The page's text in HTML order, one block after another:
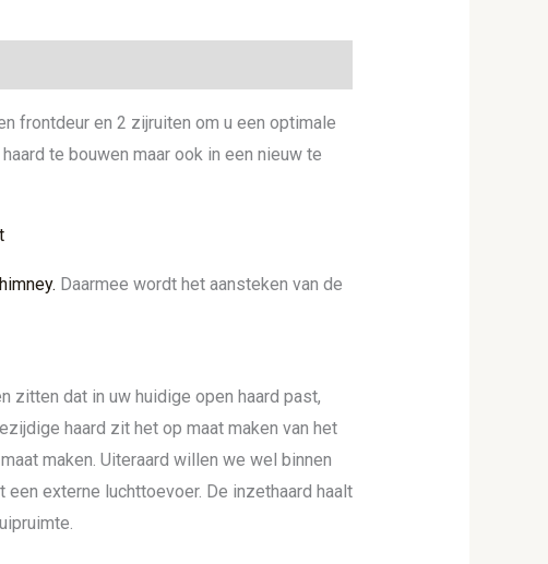
frontdeur en 2 zijruiten om u een optimale
te bouwen maar ook in een nieuw te
Daarmee wordt het aansteken van de
zitten dat in uw huidige open haard past,
haard zit het op maat maken van het
maken. Uiteraard willen we wel binnen
externe luchttoevoer. De inzethaard haalt